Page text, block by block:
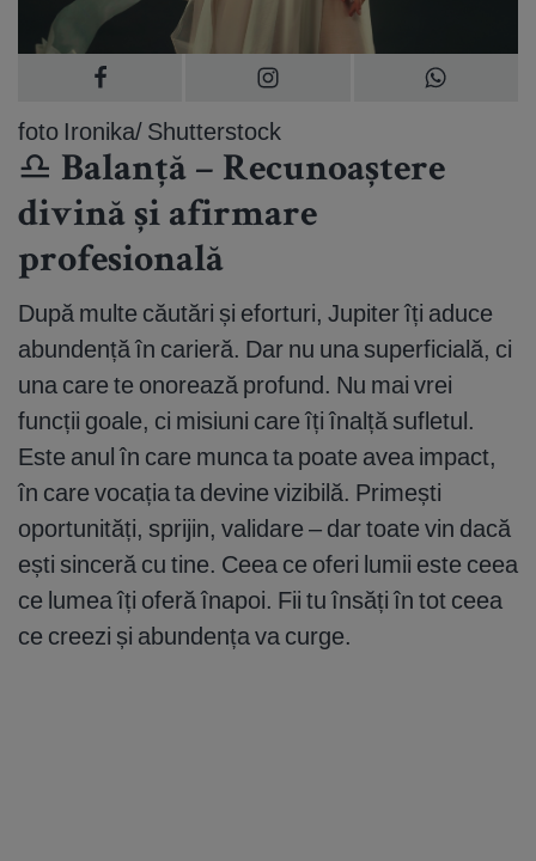
foto Ironika/ Shutterstock
♎ Balanță – Recunoaștere
divină și afirmare
profesională
După multe căutări și eforturi, Jupiter îți aduce
abundență în carieră. Dar nu una superficială, ci
una care te onorează profund. Nu mai vrei
funcții goale, ci misiuni care îți înalță sufletul.
Este anul în care munca ta poate avea impact,
în care vocația ta devine vizibilă. Primești
oportunități, sprijin, validare – dar toate vin dacă
ești sinceră cu tine. Ceea ce oferi lumii este ceea
ce lumea îți oferă înapoi. Fii tu însăți în tot ceea
ce creezi și abundența va curge.